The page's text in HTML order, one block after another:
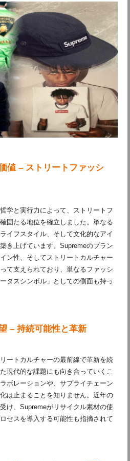
値 – ストリートファッシ
学と実行力によって、ストリートフ
固たる地位を確立しました。単なる
イフスタイル、そして文化的なアイ
き上げています。Supremeのブラン
ン性、そしてストリートカルチャー
て支えられており、単なるファッシ
タスシンボル」としての側面も持っ
– 持続可能性と革新
ートカルチャーの最前線で革新を続
現代的な課題にも向き合っていくこ
ボレーションや、サプライチェーン
は止まることを知りません。近年の
け、Supremeがリサイクル素材の使
セスを導入する可能性も指摘されて